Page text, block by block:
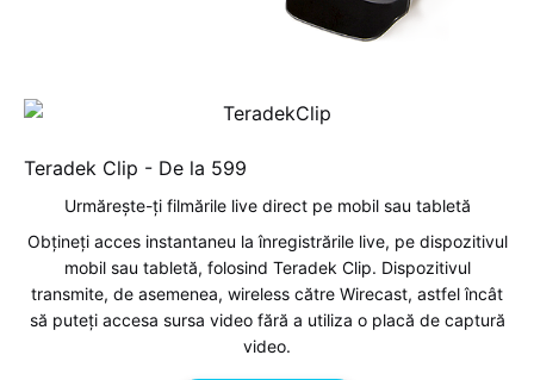
Teradek Clip - De la 599
Urmărește-ți filmările live direct pe mobil sau tabletă
Obțineți acces instantaneu la înregistrările live, pe dispozitivul
mobil sau tabletă, folosind Teradek Clip. Dispozitivul
transmite, de asemenea, wireless către Wirecast, astfel încât
să puteți accesa sursa video fără a utiliza o placă de captură
video.